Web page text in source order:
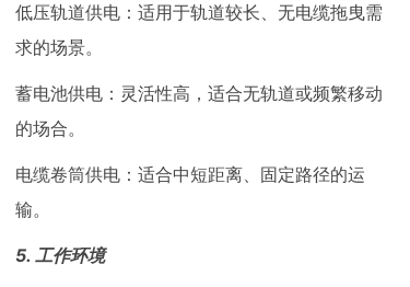
‌低压轨道供电‌：适用于轨道较长、无电缆拖曳需
求的场景。
‌蓄电池供电‌：灵活性高，适合无轨道或频繁移动
的场合。
‌电缆卷筒供电‌：适合中短距离、固定路径的运
输。
5. ‌工作环境‌